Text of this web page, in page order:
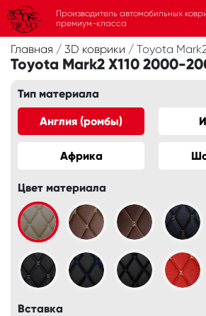
Главная / 3D коврики / Toyota
Toyota Mark2 X110 2000-
Тип материала
Англия (ромбы)
Африка
Цвет материала
Вставка
Производитель автомобильных
премиум-класса